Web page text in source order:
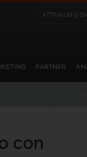
ATTIVA UN E-
PARTNER
con
seguendo